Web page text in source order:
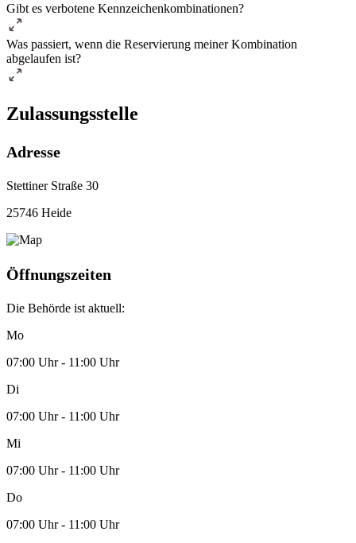
Gibt es verbotene Kennzeichenkombinationen?
Was passiert, wenn die Reservierung meiner Kombination
abgelaufen ist?
Zulassungsstelle
Adresse
Stettiner Straße 30
25746 Heide
Öffnungszeiten
Die Behörde ist aktuell:
Mo
07:00 Uhr - 11:00 Uhr
Di
07:00 Uhr - 11:00 Uhr
Mi
07:00 Uhr - 11:00 Uhr
Do
07:00 Uhr - 11:00 Uhr